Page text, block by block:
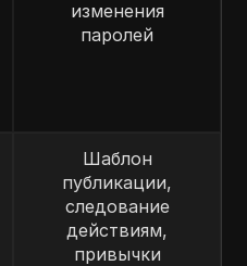
изменения
паролей
Шаблон
публикации,
следование
действиям,
привычки